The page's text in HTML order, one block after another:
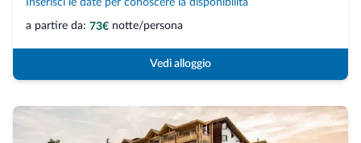
Inserisci le date per conoscere la disponibilità
a partire da: 73€ notte/persona
Vedi alloggio